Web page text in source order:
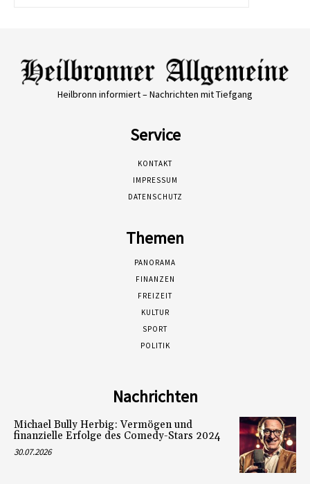
Heilbronn informiert – Nachrichten mit Tiefgang
Service
KONTAKT
IMPRESSUM
DATENSCHUTZ
Themen
PANORAMA
FINANZEN
FREIZEIT
KULTUR
SPORT
POLITIK
Nachrichten
Michael Bully Herbig: Vermögen und
finanzielle Erfolge des Comedy-Stars 2024
30.07.2026